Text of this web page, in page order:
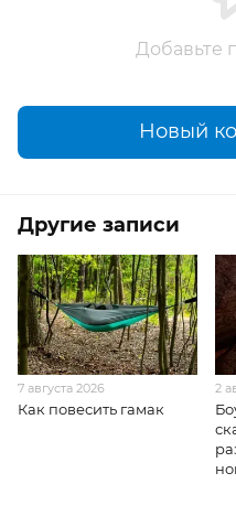
Добавьте
Новый
Другие записи
7 августа 2026
Как повесить гамак
2